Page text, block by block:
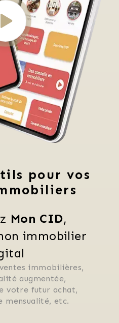
pour vos
Mon CID,
immobilier
immobilières,
augmentée,
votre futur achat,
mensualité, etc.